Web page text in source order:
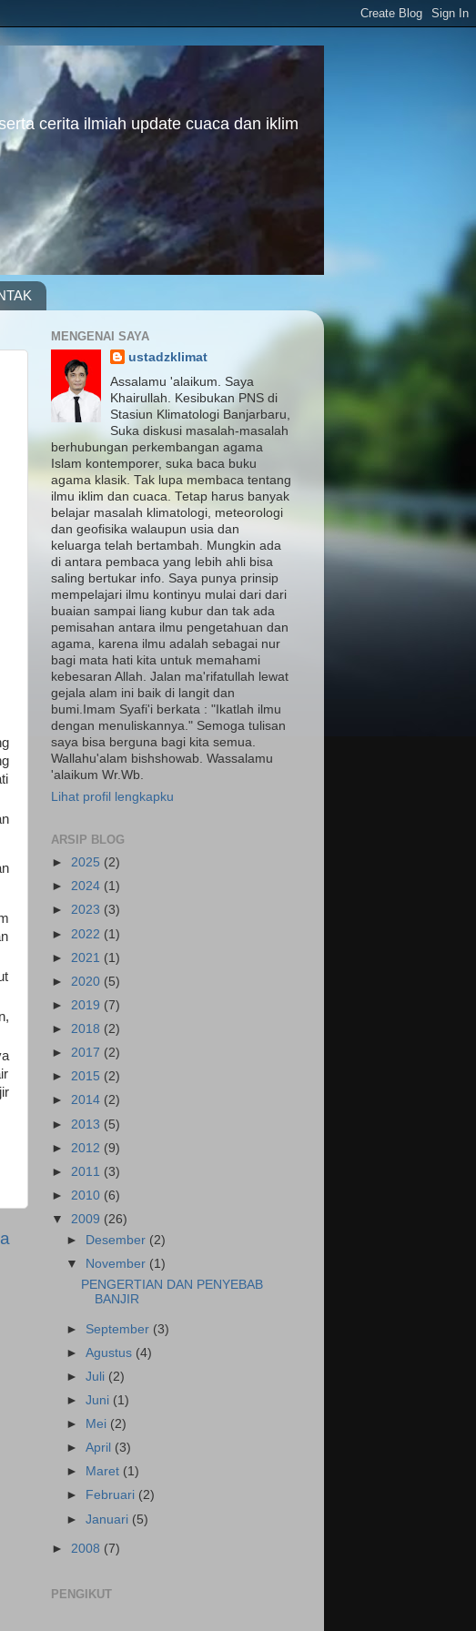
cerita ilmiah update cuaca dan iklim
MENGENAI SAYA
ustadzklimat
Assalamu 'alaikum. Saya
Khairullah. Kesibukan PNS di
Stasiun Klimatologi Banjarbaru,
Suka diskusi masalah-masalah
berhubungan perkembangan agama
Islam kontemporer, suka baca buku
agama klasik. Tak lupa membaca tentang
ilmu iklim dan cuaca. Tetap harus banyak
belajar masalah klimatologi, meteorologi
dan geofisika walaupun usia dan
keluarga telah bertambah. Mungkin ada
di antara pembaca yang lebih ahli bisa
saling bertukar info. Saya punya prinsip
mempelajari ilmu kontinyu mulai dari dari
buaian sampai liang kubur dan tak ada
pemisahan antara ilmu pengetahuan dan
agama, karena ilmu adalah sebagai nur
bagi mata hati kita untuk memahami
kebesaran Allah. Jalan ma'rifatullah lewat
gejala alam ini baik di langit dan
bumi.Imam Syafi'i berkata : "Ikatlah ilmu
dengan menuliskannya." Semoga tulisan
saya bisa berguna bagi kita semua.
Wallahu'alam bishshowab. Wassalamu
'alaikum Wr.Wb.
Lihat profil lengkapku
ARSIP BLOG
► 2025 (2)
► 2024 (1)
► 2023 (3)
► 2022 (1)
► 2021 (1)
► 2020 (5)
► 2019 (7)
► 2018 (2)
► 2017 (2)
► 2015 (2)
► 2014 (2)
► 2013 (5)
► 2012 (9)
► 2011 (3)
► 2010 (6)
▼ 2009 (26)
►
Desember (2)
▼
November (1)
PENGERTIAN DAN PENYEBAB
BANJIR
► September (3)
► Agustus (4)
► Juli (2)
► Juni (1)
►
Mei (2)
► April (3)
►
Maret (1)
►
Februari (2)
► Januari (5)
► 2008 (7)
PENGIKUT